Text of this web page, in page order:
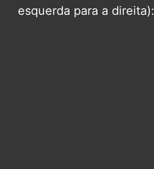
esquerda para a direita):